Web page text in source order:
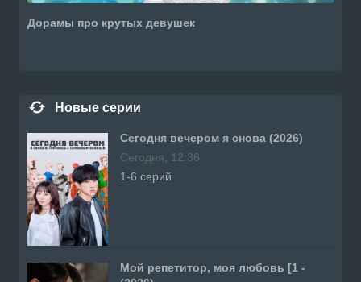
Дорамы про крутых девушек
Новые серии
Сегодня вечером я снова (2026)
Сегодня, 12:36
1-6 серий
Мой репетитор, моя любовь [1 -